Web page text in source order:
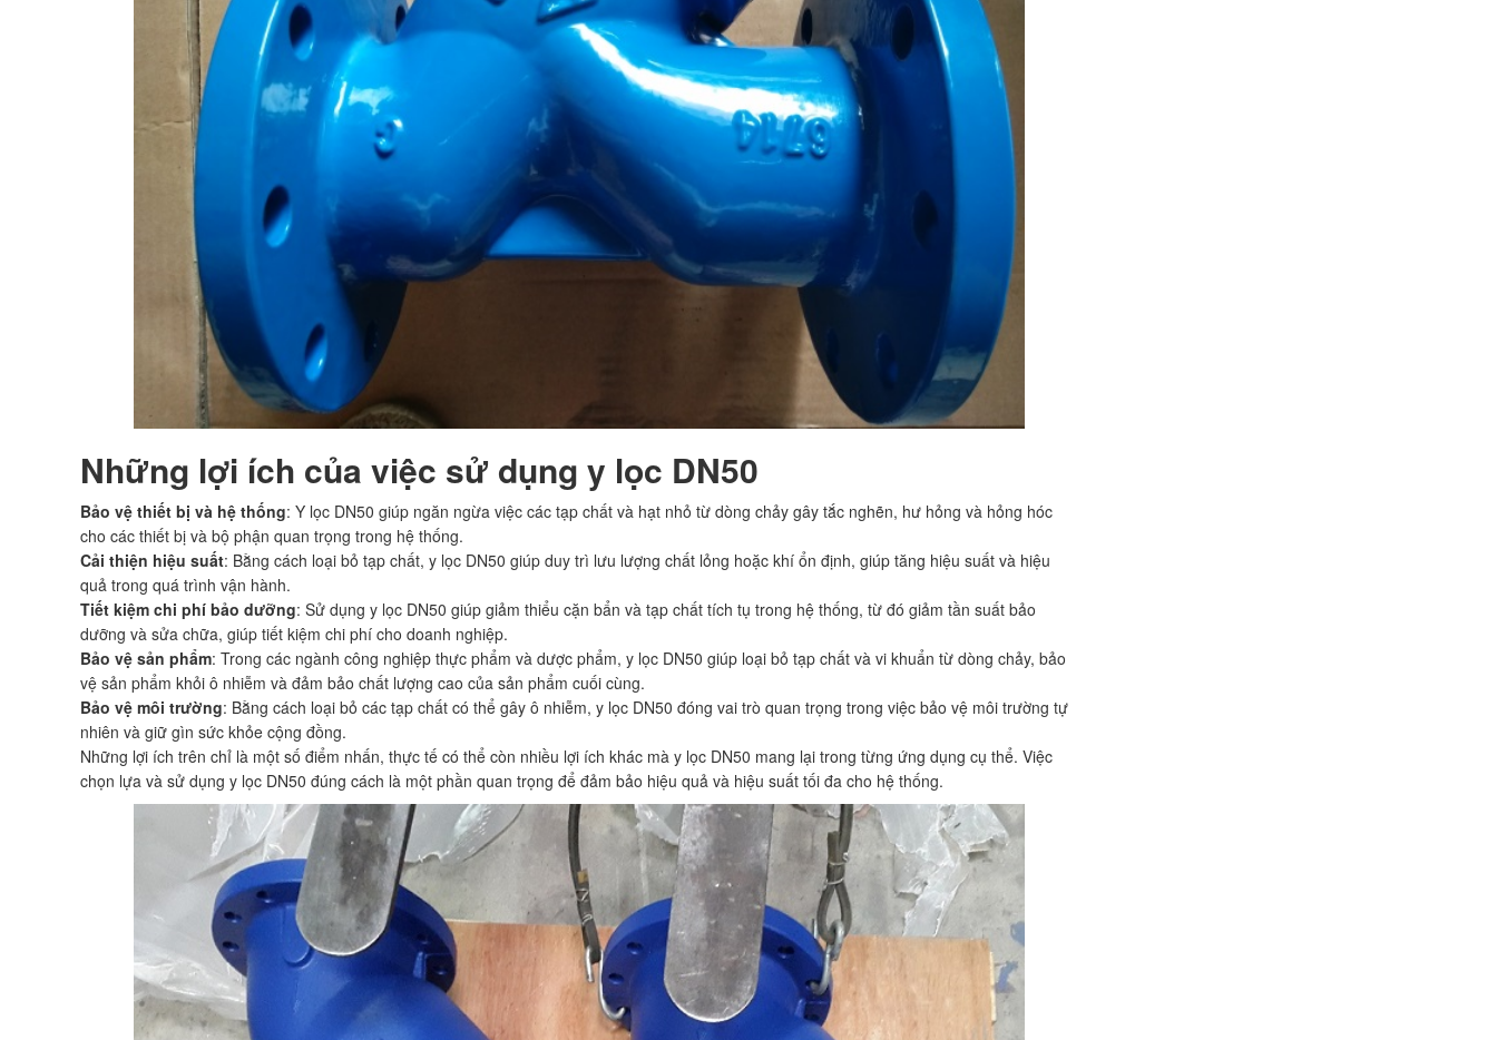
Những lợi ích của việc sử dụng y lọc DN50
Bảo vệ thiết bị và hệ thống: Y lọc DN50 giúp ngăn ngừa việc các tạp chất và hạt nhỏ từ dòng chảy gây tắc nghẽn, hư hỏng và hỏng hóc
cho các thiết bị và bộ phận quan trọng trong hệ thống.
Cải thiện hiệu suất: Bằng cách loại bỏ tạp chất, y lọc DN50 giúp duy trì lưu lượng chất lỏng hoặc khí ổn định, giúp tăng hiệu suất và hiệu
quả trong quá trình vận hành.
Tiết kiệm chi phí bảo dưỡng: Sử dụng y lọc DN50 giúp giảm thiểu cặn bẩn và tạp chất tích tụ trong hệ thống, từ đó giảm tần suất bảo
dưỡng và sửa chữa, giúp tiết kiệm chi phí cho doanh nghiệp.
Bảo vệ sản phẩm: Trong các ngành công nghiệp thực phẩm và dược phẩm, y lọc DN50 giúp loại bỏ tạp chất và vi khuẩn từ dòng chảy, bảo
vệ sản phẩm khỏi ô nhiễm và đảm bảo chất lượng cao của sản phẩm cuối cùng.
Bảo vệ môi trường: Bằng cách loại bỏ các tạp chất có thể gây ô nhiễm, y lọc DN50 đóng vai trò quan trọng trong việc bảo vệ môi trường tự
nhiên và giữ gìn sức khỏe cộng đồng.
Những lợi ích trên chỉ là một số điểm nhấn, thực tế có thể còn nhiều lợi ích khác mà y lọc DN50 mang lại trong từng ứng dụng cụ thể. Việc
chọn lựa và sử dụng y lọc DN50 đúng cách là một phần quan trọng để đảm bảo hiệu quả và hiệu suất tối đa cho hệ thống.